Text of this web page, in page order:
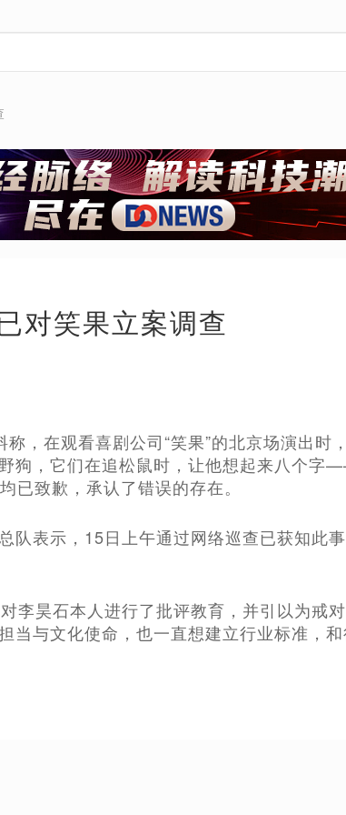
对笑果立案调查
，在观看喜剧公司“笑果”的北京场演出时
狗，它们在追松鼠时，让他想起来八个字
已致歉，承认了错误的存在。
队表示，15日上午通过网络巡查已获知此
李昊石本人进行了批评教育，并引以为戒
当与文化使命，也一直想建立行业标准，